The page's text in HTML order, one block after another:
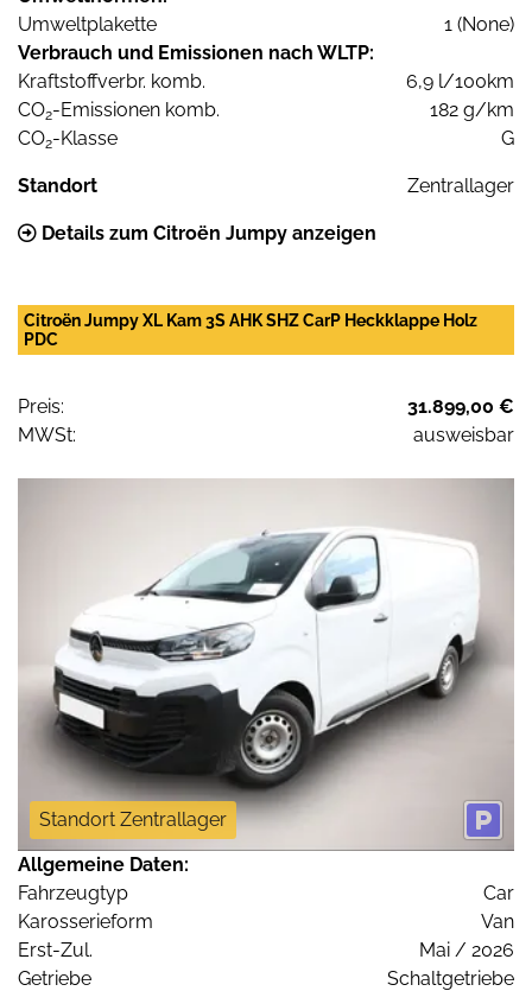
Umweltplakette
1 (None)
Verbrauch und Emissionen nach WLTP:
Kraftstoffverbr. komb.
6,9 l/100km
CO2-Emissionen komb.
182 g/km
CO2-Klasse G
Standort Zentrallager
Details zum Citroën Jumpy anzeigen
Citroën Jumpy XL Kam 3S AHK SHZ CarP Heckklappe Holz
PDC
Preis:
31.899,00 €
MWSt:
ausweisbar
Standort Zentrallager
Allgemeine Daten:
Fahrzeugtyp
Car
Karosserieform
Van
Erst-Zul.
Mai / 2026
Getriebe
Schaltgetriebe